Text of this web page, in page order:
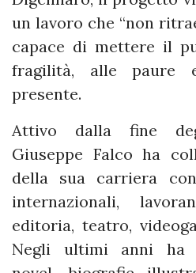
un lavoro che “non
capace di mettere il
fragilità, alle paure
presente.
Attivo dalla fine
Giuseppe Falco ha
della sua carriera
internazionali,
editoria, teatro,
Negli ultimi anni ha